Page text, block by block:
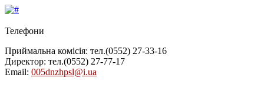
Телефони
Приймальна комісія: тел.(0552) 27-33-16
Директор: тел.(0552) 27-77-17
Email: 005dnzhpsl@i.ua